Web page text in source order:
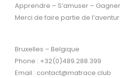
Apprendre – S’amuser – Gagner
Merci de faire partie de
Bruxelles – Belgique
Phone : +32(0)489.288.399
Email : contact@matrace.club